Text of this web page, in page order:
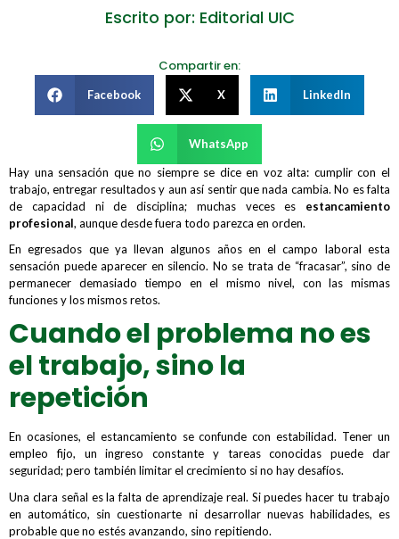
Escrito por: Editorial UIC
Compartir en:
Facebook X LinkedIn
WhatsApp
Hay una sensación que no siempre se dice en voz alta: cumplir con el
trabajo, entregar resultados y aun así sentir que nada cambia. No es falta
de capacidad ni de disciplina; muchas veces es estancamiento
profesional, aunque desde fuera todo parezca en orden.
En egresados que ya llevan algunos años en el campo laboral esta
sensación puede aparecer en silencio. No se trata de “fracasar”, sino de
permanecer demasiado tiempo en el mismo nivel, con las mismas
funciones y los mismos retos.
Cuando el problema no es
el trabajo, sino la
repetición
En ocasiones, el estancamiento se confunde con estabilidad. Tener un
empleo fijo, un ingreso constante y tareas conocidas puede dar
seguridad; pero también limitar el crecimiento si no hay desafíos.
Una clara señal es la falta de aprendizaje real. Si puedes hacer tu trabajo
en automático, sin cuestionarte ni desarrollar nuevas habilidades, es
probable que no estés avanzando, sino repitiendo.